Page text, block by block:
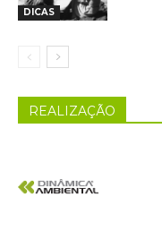
DICAS
REALIZAÇÃO